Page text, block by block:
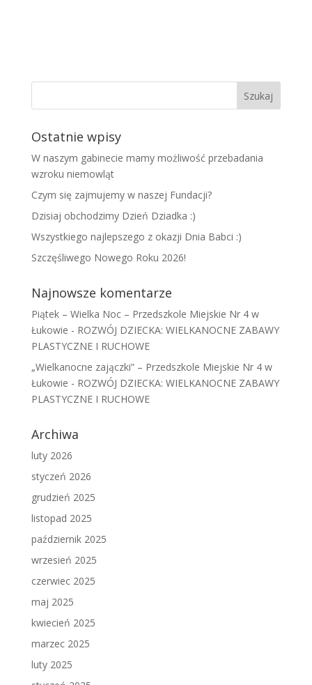
Ostatnie wpisy
W naszym gabinecie mamy możliwość przebadania
wzroku niemowląt
Czym się zajmujemy w naszej Fundacji?
Dzisiaj obchodzimy Dzień Dziadka :)
Wszystkiego najlepszego z okazji Dnia Babci :)
Szczęśliwego Nowego Roku 2026!
Najnowsze komentarze
Piątek – Wielka Noc – Przedszkole Miejskie Nr 4 w
Łukowie - ROZWÓJ DZIECKA: WIELKANOCNE ZABAWY
PLASTYCZNE I RUCHOWE
„Wielkanocne zajączki” – Przedszkole Miejskie Nr 4 w
Łukowie - ROZWÓJ DZIECKA: WIELKANOCNE ZABAWY
PLASTYCZNE I RUCHOWE
Archiwa
luty 2026
styczeń 2026
grudzień 2025
listopad 2025
październik 2025
wrzesień 2025
czerwiec 2025
maj 2025
kwiecień 2025
marzec 2025
luty 2025